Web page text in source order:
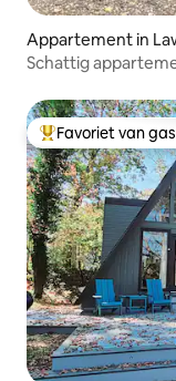
Appartement in
Schattig
Topfavoriet van
Favoriet van